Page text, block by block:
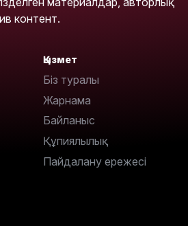
контент.
Қызмет
Біз туралы
Жарнама
Байланыс
Құпиялылық
Пайдалану ережесі